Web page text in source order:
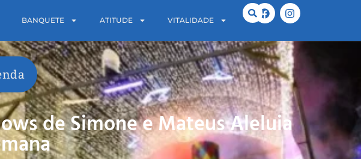
BANQUETE ATITUDE VITALIDADE
de Simone e Mateus Aleluia